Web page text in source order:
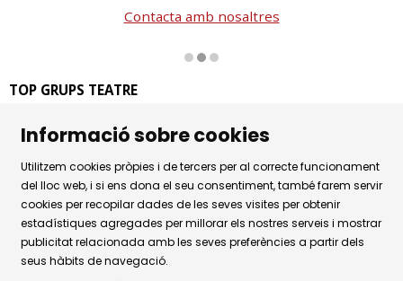
Contacta amb nosaltres
TOP GRUPS TEATRE
08002 Barcelona
Tel. 93 441 39 79
Horari d'atenció: de dilluns a dijous de 9.30h a 17.30h i
divendres de 9.30 a 14.30h.
Sitemap | Avís Legal | Ús de Cookies
|
Política de privacitat
|
Informació sobre cookies
Utilitzem cookies pròpies i de tercers per al correcte funcionament
del lloc web, i si ens dona el seu consentiment, també farem servir
cookies per recopilar dades de les seves visites per obtenir
estadístiques agregades per millorar els nostres serveis i mostrar
publicitat relacionada amb les seves preferències a partir dels
seus hàbits de navegació.